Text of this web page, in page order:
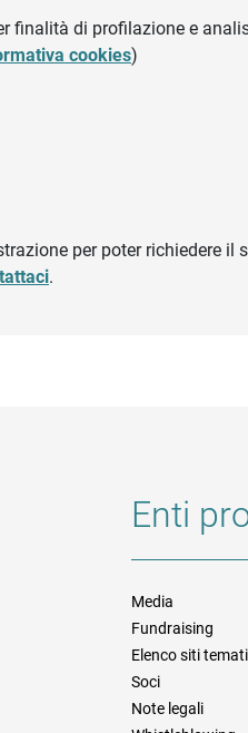
finalità di profilazione e
cookies)
per poter richiedere
.
Enti
Media
Fundraising
Elenco siti
Soci
Note legali